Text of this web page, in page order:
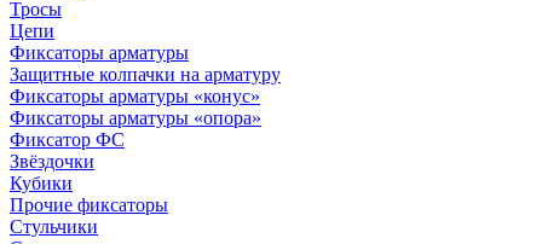
Тросы
Цепи
Фиксаторы арматуры
Защитные колпачки на арматуру
Фиксаторы арматуры «конус»
Фиксаторы арматуры «опора»
Фиксатор ФС
Звёздочки
Кубики
Прочие фиксаторы
Стульчики